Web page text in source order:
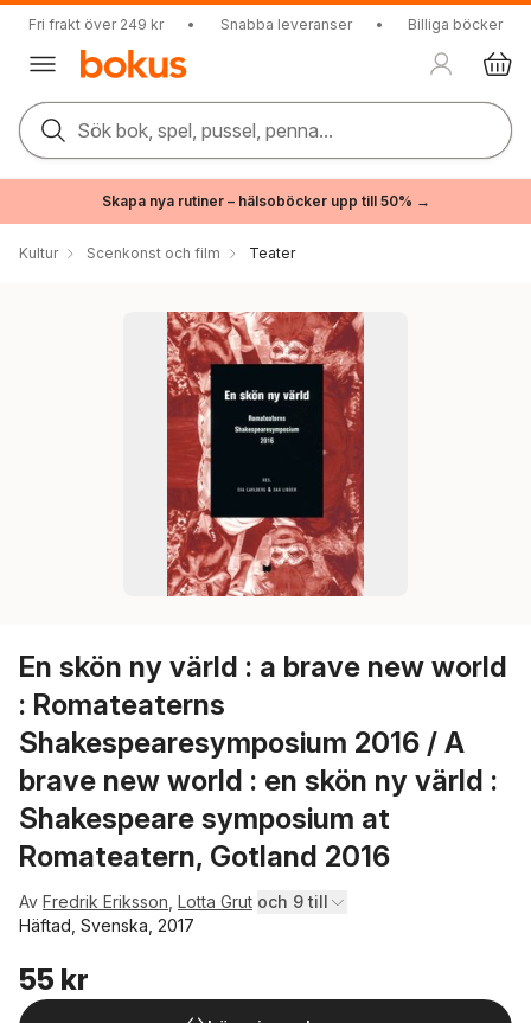
Fri frakt över 249 kr • Snabba leveranser • Billiga böcker
Sök bok, spel, pussel, penna...
Skapa nya rutiner – hälsoböcker upp till 50% →
Kultur Scenkonst och film Teater
En skön ny värld : a brave new world
: Romateaterns
Shakespearesymposium 2016 / A
brave new world : en skön ny värld :
Shakespeare symposium at
Romateatern, Gotland 2016
Av Fredrik Eriksson Lotta Grut och 9 till
Häftad, Svenska, 2017
55 kr